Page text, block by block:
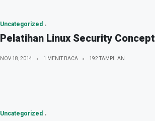
Uncategorized
Pelatihan Linux Security Concept
NOV 18, 2014 1 MENIT BACA 192 TAMPILAN
Uncategorized